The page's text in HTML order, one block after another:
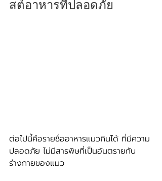
สต์อาหารที่ปลอดภัย
ต่อไปนี้คือรายชื่ออาหารแมวกินได้ ที่มีความ
ปลอดภัย ไม่มีสารพิษที่เป็นอันตรายกับ
ร่างกายของแมว